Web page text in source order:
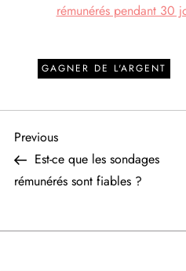
rémunérés pendant 30
GAGNER DE L'ARGENT
N
a
Previous
Post
Previous
Est-ce que les sondages
rémunérés sont fiables ?